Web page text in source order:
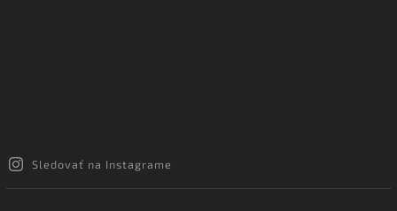
Sledovať na Instagrame